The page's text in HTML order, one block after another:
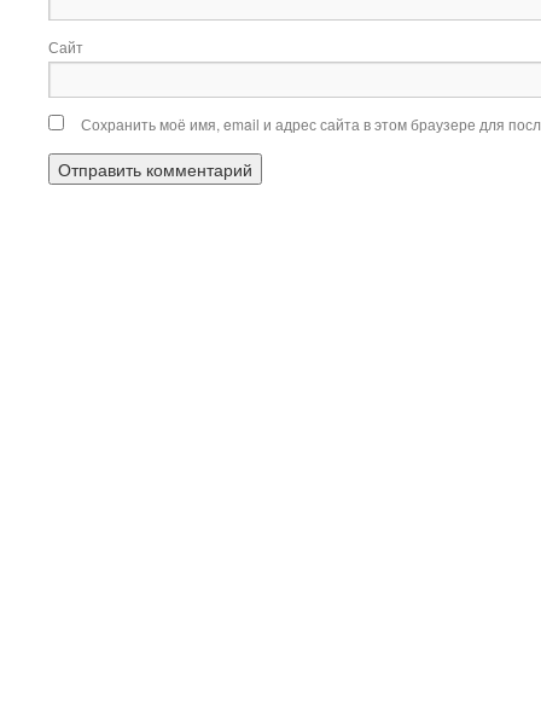
Сайт
Сохранить моё имя, email и адрес сайта в этом браузере для